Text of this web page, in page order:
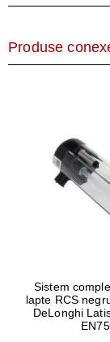
Produse
Sistem
lapte RCS
DeLonghi